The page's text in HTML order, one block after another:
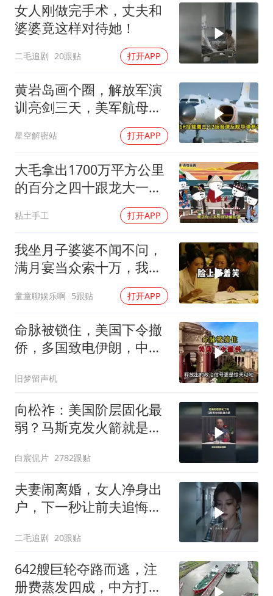
店主称换“青海拉面”招牌后生意更好
习近平心系体育强国建设
女人刚做完手术，丈夫和
婆婆竟这样对待她！
二毛追剧 20跟贴 打开APP
黄岩岛画个圈，解放军演
训亮剑三天，美军航母从
星空解密站 打开APP
大毛拿出1700万平方公里
的百分之四十跟龙大一起
粘土手工 打开APP
我坐月子婆婆不闻不问，
满月宴当众索十万，我笑
童童聊娱乐啊 5跟贴 打开APP
命脉被锁住，美国下令撤
侨，多国致电伊朗，中国
旧梦留声机
向松祚：美国阶层固化最
弱？马斯克发火箭就是答
白宸侃片 2782跟贴
夫妻闹离婚，女人净身出
户，下一秒让前夫追悔莫
二毛追剧 20跟贴
642艘巨轮夺路而逃，注
册费蒸发四成，中方打到